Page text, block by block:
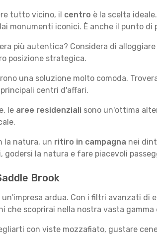
tutto vicino, il centro è la scelta
monumenti iconici. È anche il punto
più autentica? Considera di
posizione strategica.
una soluzione molto comoda.
centri d'affari.
le aree residenziali sono un'ottima
la natura, un ritiro in campagna nei
la natura e fare piacevoli
Brook
ardua. Con i filtri avanzati di
che scoprirai nella nostra vasta
con viste mozzafiato, gustare